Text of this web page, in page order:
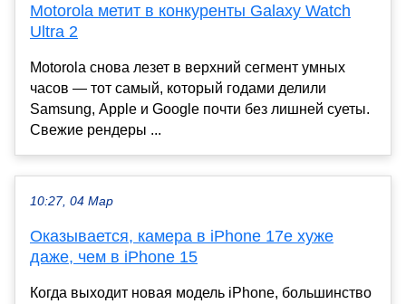
Motorola метит в конкуренты Galaxy Watch
Ultra 2
Motorola снова лезет в верхний сегмент умных
часов — тот самый, который годами делили
Samsung, Apple и Google почти без лишней суеты.
Свежие рендеры ...
10:27, 04 Мар
Оказывается, камера в iPhone 17e хуже
даже, чем в iPhone 15
Когда выходит новая модель iPhone, большинство